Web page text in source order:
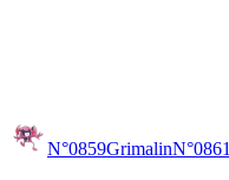
N°0859GrimalinN°0861